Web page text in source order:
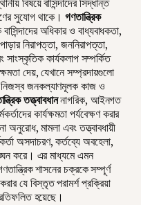
বিষয়ে বাসিন্দাদের সিদ্ধান্ত
সুযোগ থাকে।গণতান্ত্রিক
অধিকার ও বাধ্যবাধকতা,
নিরাপত্তা, জননিরাপত্তা,
সাংস্কৃতিক কার্যকলাপ সম্পর্কিত
দেয়, যেখানে সম্প্রদায়গুলো
নিজস্ব জনকল্যাণমূলক কাজ ও
তত্ত্বাবধাননাগরিক, আইনগত
কার্যক্ষমতা পর্যবেক্ষণ করার
অনুরোধ, মামলা এবং তত্ত্বাবধায়ী
অসদাচরণ, কর্তব্যে অবহেলা,
করে। এর মাধ্যমে এমন
শাসনের চক্রকে সম্পূর্ণ
যে বিস্তৃত পরামর্শ প্রক্রিয়া
হয়েছে।